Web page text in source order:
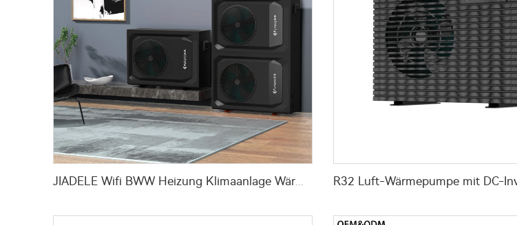
JIADELE Wifi BWW Heizung Klimaanlage Wärmepumpe Luft-Wasser-Pumpe Air Source Heatpump Monoblock R290 Luft-Wasser-Wärmepumpe